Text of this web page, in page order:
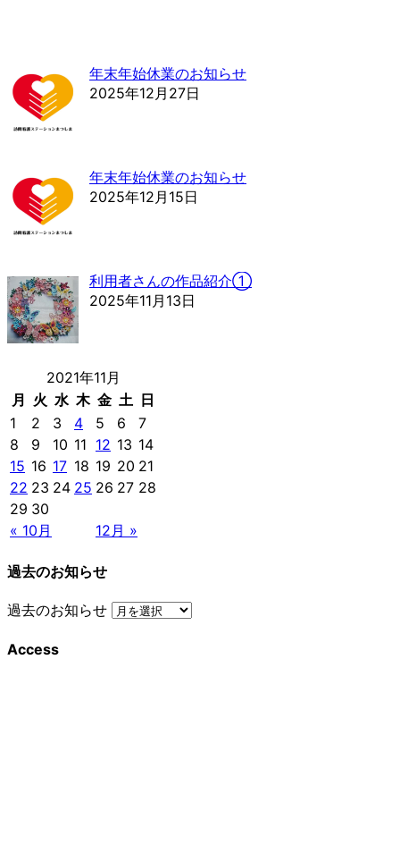
年末年始休業のお知らせ
2025年12月27日
年末年始休業のお知らせ
2025年12月15日
利用者さんの作品紹介①
2025年11月13日
2021年11月
月 火 水 木 金 土 日
« 10月 12月 »
1 2 3 4 5 6
7
8
9 10 11 12 13 14
15 16 17 18 19 20 21
22 23 24 25 26 27 28
29 30
過去のお知らせ
過去のお知らせ
Access